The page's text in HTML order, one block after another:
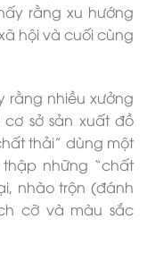
rằng xu hướng
hội và cuối cùng
rằng nhiều xưởng
sở sản xuất đồ
thải” dùng một
những “chất
nhào trộn (đánh
cỡ và màu sắc